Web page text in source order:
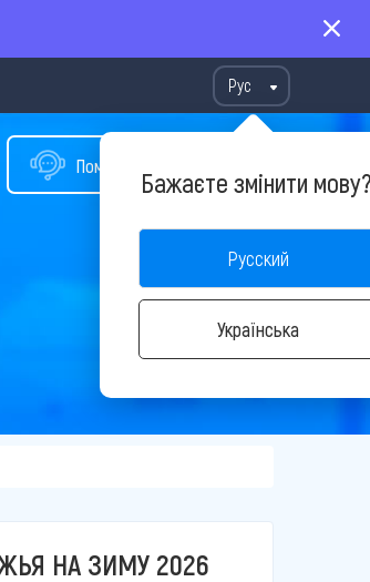
Рус
Бажаєте змінити
Русский
Українська
Помощь в подборе тура
НА ЗИМУ 2026